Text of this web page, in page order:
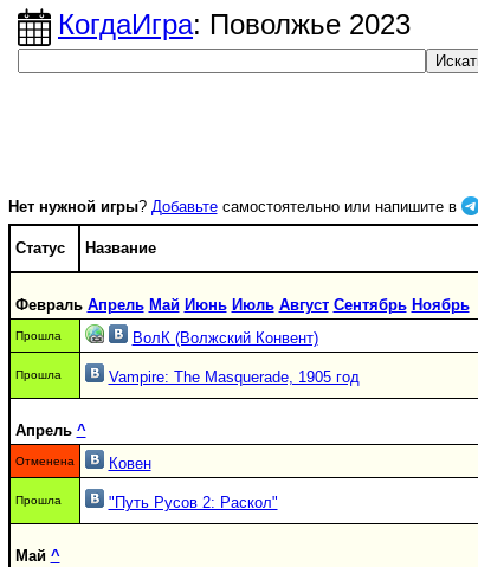
КогдаИгра: Поволжье 2023
Нет нужной игры? Добавьтесамостоятельно или напишите в
Статус Название
Февраль Апрель Май Июнь Июль Август Сентябрь Ноябрь
Прошла ВолК (Волжский Конвент)
Прошла Vampire: The Masquerade, 1905 год
Апрель ^
Отменена Ковен
Прошла "Путь Русов 2: Раскол"
Май ^